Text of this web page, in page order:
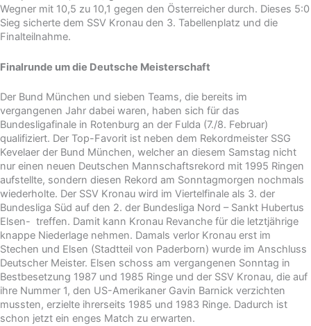
Wegner mit 10,5 zu 10,1 gegen den Österreicher durch. Dieses 5:0
Sieg sicherte dem SSV Kronau den 3. Tabellenplatz und die
Finalteilnahme.
Finalrunde um die Deutsche Meisterschaft
Der Bund München und sieben Teams, die bereits im
vergangenen Jahr dabei waren, haben sich für das
Bundesligafinale in Rotenburg an der Fulda (7./8. Februar)
qualifiziert. Der Top-Favorit ist neben dem Rekordmeister SSG
Kevelaer der Bund München, welcher an diesem Samstag nicht
nur einen neuen Deutschen Mannschaftsrekord mit 1995 Ringen
aufstellte, sondern diesen Rekord am Sonntagmorgen nochmals
wiederholte. Der SSV Kronau wird im Viertelfinale als 3. der
Bundesliga Süd auf den 2. der Bundesliga Nord – Sankt Hubertus
Elsen- treffen. Damit kann Kronau Revanche für die letztjährige
knappe Niederlage nehmen. Damals verlor Kronau erst im
Stechen und Elsen (Stadtteil von Paderborn) wurde im Anschluss
Deutscher Meister. Elsen schoss am vergangenen Sonntag in
Bestbesetzung 1987 und 1985 Ringe und der SSV Kronau, die auf
ihre Nummer 1, den US-Amerikaner Gavin Barnick verzichten
mussten, erzielte ihrerseits 1985 und 1983 Ringe. Dadurch ist
schon jetzt ein enges Match zu erwarten.